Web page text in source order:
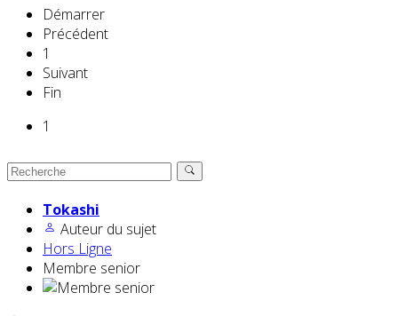
Démarrer
Précédent
1
Suivant
Fin
1
Tokashi
Auteur du sujet
Hors Ligne
Membre senior